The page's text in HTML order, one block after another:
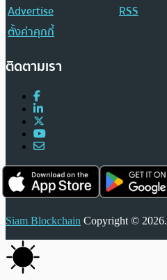
Advertise
RSS
ตั้งค่าคุกกี้
ติดตามเรา
Siam Blockchain Copyright © 2026.